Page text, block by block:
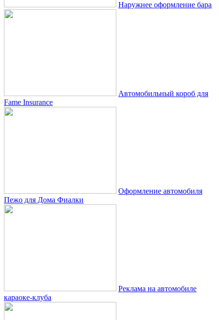
Наружнее оформление бара
Автомобильный короб для
Fame Insurance
Оформление автомобиля
Пежо для Дома Фиалки
Реклама на автомобиле
караоке-клуба